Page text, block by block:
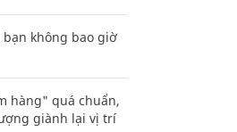
bạn không bao giờ
hàng" quá chuẩn,
giành lại vị trí